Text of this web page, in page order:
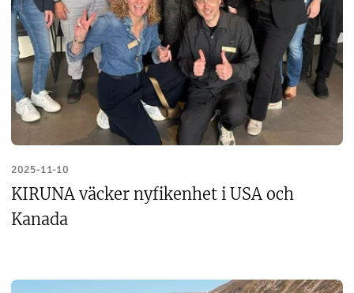
2025-11-10
KIRUNA väcker nyfikenhet i USA och
Kanada